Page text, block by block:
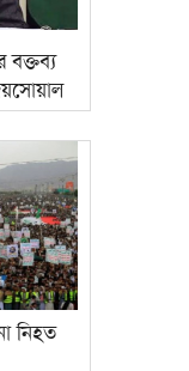
বক্তব্য
নিহত